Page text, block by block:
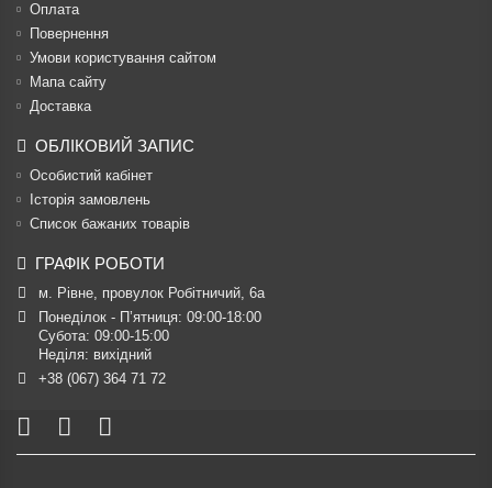
Оплата
Повернення
Умови користування сайтом
Мапа сайту
Доставка
ОБЛІКОВИЙ ЗАПИС
Особистий кабінет
Історія замовлень
Список бажаних товарів
ГРАФІК РОБОТИ
м. Рівне, провулок Робітничий, 6а
Понеділок - П’ятниця: 09:00-18:00
Субота: 09:00-15:00
Неділя: вихідний
+38 (067) 364 71 72